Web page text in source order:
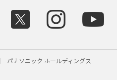
パナソニック ホールディングス